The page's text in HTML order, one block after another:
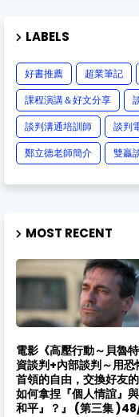
LABELS
好書推薦 超業筆記
課程演講＆好文分享
談判溝通培訓師
談判
鄭立德老師簡介
雙贏
MOST RECENT
電影《高壓行動～貝魯
資談判+內部談判～用恐
首領的自由，交換好友
如何拿捏『個人情誼』
和平』？』 (第三集